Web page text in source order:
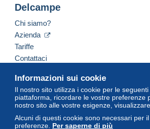
Informazioni sui cookie
Il nostro sito utilizza i cookie per le
piattaforma, ricordare le vostre preferenze
nostro sito alle vostre esigenze,
Alcuni di questi cookie sono necessari per
preferenze. Per saperne di più
Delcampe
Chi siamo?
Azienda
Tariffe
Contattaci
Italiano USD America/
© Delcampe International Srl. Tutti i diritti